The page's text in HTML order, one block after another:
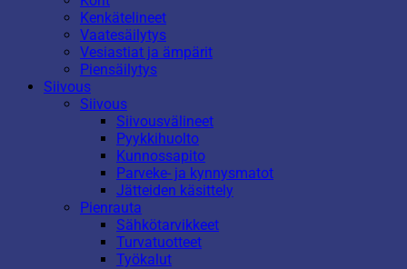
Kenkätelineet
Vaatesäilytys
Vesiastiat ja ämpärit
Piensäilytys
Siivous
Siivous
Siivousvälineet
Pyykkihuolto
Kunnossapito
Parveke- ja kynnysmatot
Jätteiden käsittely
Pienrauta
Sähkötarvikkeet
Turvatuotteet
Työkalut